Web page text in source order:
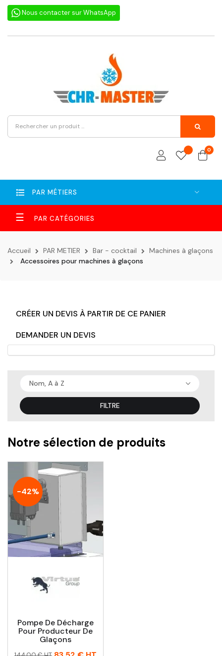
Nous contacter sur WhatsApp
0
PAR MÉTIERS
Basculer
la
navigation
☰
Accueil PAR METIER Bar - cocktail
Machines à glaçons
Accessoires pour machines à glaçons
CRÉER UN DEVIS À PARTIR DE CE PANIER
DEMANDER UN DEVIS
Nom, A à Z
FILTRE
Notre sélection de produits
-42%
Pompe De Décharge
Pour Producteur De
Glaçons